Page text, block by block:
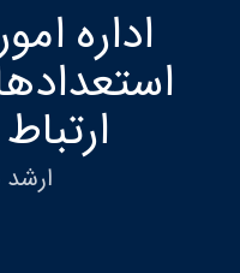
اداره